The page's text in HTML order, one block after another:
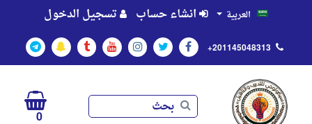
العربية انشاء حساب تسجيل الدخول
+201145048313
بحث 0